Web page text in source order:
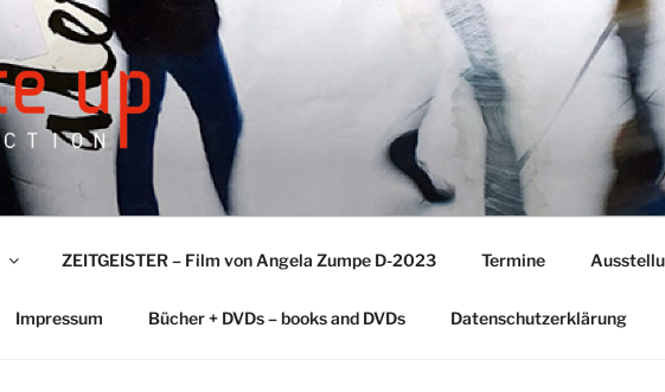
ZEITGEISTER – Film von Angela Zumpe D-2023 Termine
Impressum Bücher + DVDs – books and DVDs Datenschutzerklärung